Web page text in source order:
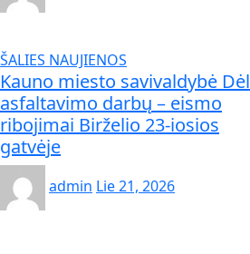
ŠALIES NAUJIENOS
Kauno miesto savivaldybė Dėl
asfaltavimo darbų – eismo
ribojimai Birželio 23-iosios
gatvėje
admin Lie 21, 2026